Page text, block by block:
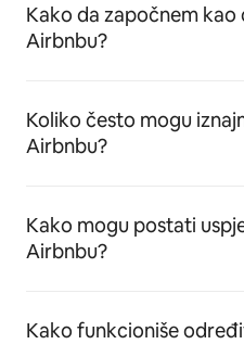
Kako da započnem kao
Airbnbu?
Koliko često mogu
Airbnbu?
Kako mogu postati
Airbnbu?
Kako funkcioniše